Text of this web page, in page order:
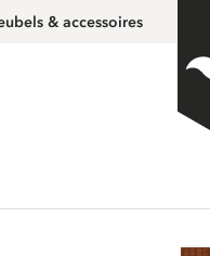
& accessoires